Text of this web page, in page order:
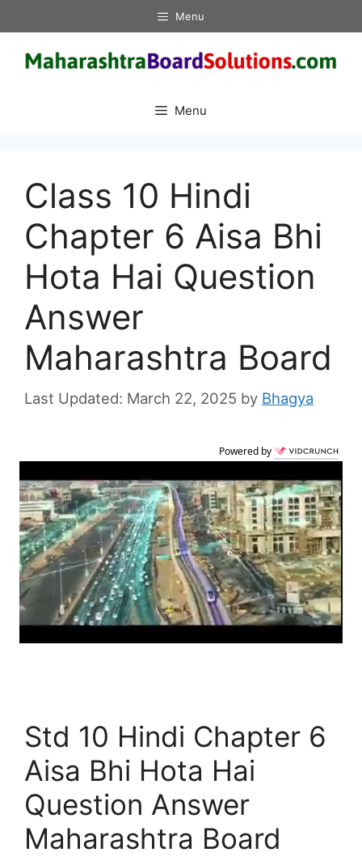
to
content
Menu
Menu
Class 10 Hindi
Chapter 6 Aisa Bhi
Hota Hai Question
Answer
Maharashtra Board
March 22, 2025 by Bhagya
Powered by
Std 10 Hindi Chapter 6
Aisa Bhi Hota Hai
Question Answer
Maharashtra Board